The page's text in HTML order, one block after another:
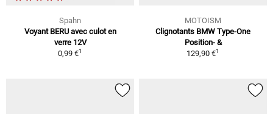
Spahn
Voyant BERU avec culot en
verre 12V
0,99 €1
MOTOISM
Clignotants BMW Type-One
Position- &
129,90 €1